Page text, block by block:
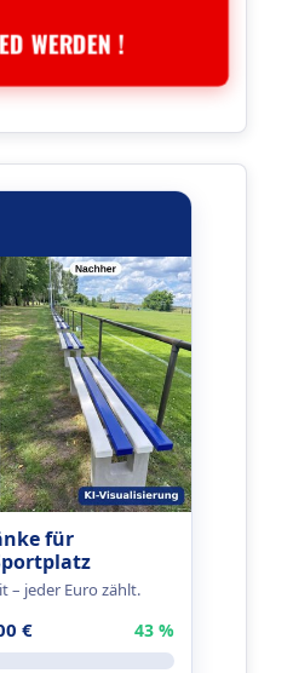
WERDEN !
für
– jeder Euro zählt.
€ 43 %